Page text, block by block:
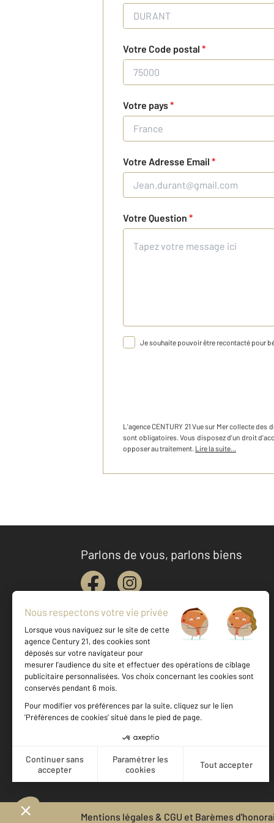
Votre Code postal *
Votre pays*
Votre Adresse Email *
Votre Question *
Je souhaite pouvoir être recontacté pour
L'agenceCENTURY 21 Vue sur Mercollecte des
sont obligatoires. Vous disposez d'un droit
opposer au traitement. Lire la suite...
Parlons de vous, parlons biens
Votre agence est notée
Achat
Mentions légales & CGU et Barèmes